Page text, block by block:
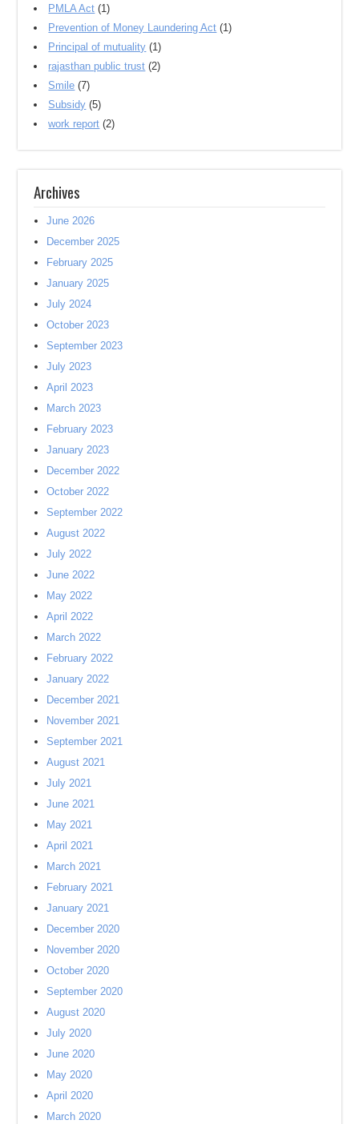
PMLA Act (1)
Prevention of Money Laundering Act (1)
Principal of mutuality (1)
rajasthan public trust (2)
Smile (7)
Subsidy (5)
work report (2)
Archives
June 2026
December 2025
February 2025
January 2025
July 2024
October 2023
September 2023
July 2023
April 2023
March 2023
February 2023
January 2023
December 2022
October 2022
September 2022
August 2022
July 2022
June 2022
May 2022
April 2022
March 2022
February 2022
January 2022
December 2021
November 2021
September 2021
August 2021
July 2021
June 2021
May 2021
April 2021
March 2021
February 2021
January 2021
December 2020
November 2020
October 2020
September 2020
August 2020
July 2020
June 2020
May 2020
April 2020
March 2020